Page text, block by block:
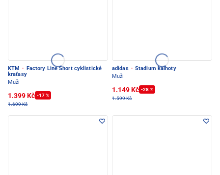
KTM ·
Factory Line Short cyklistické
kraťasy
Muži
1.399 Kč -17 %
1.699 Kč
adidas · Stadium kalhoty
Muži
1.149 Kč -28 %
1.599 Kč